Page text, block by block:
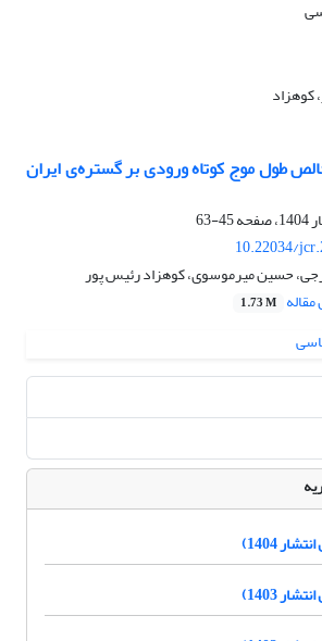
کوهزاد
طول موج کوتاه ورودی بر گستره‌ی ایران
45-63
10.22034/
حسین میرموسوی، کوهزاد رئیس پور
1.73 M